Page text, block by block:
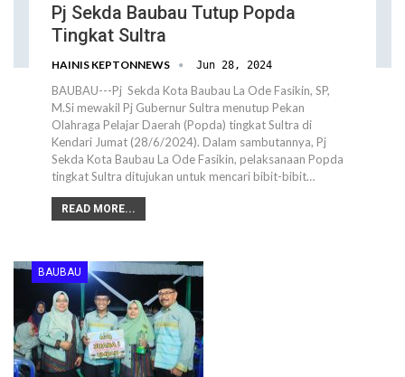
Pj Sekda Baubau Tutup Popda
Tingkat Sultra
HAINIS KEPTONNEWS Jun 28, 2024
BAUBAU---Pj Sekda Kota Baubau La Ode Fasikin, SP,
M.Si mewakil Pj Gubernur Sultra menutup Pekan
Olahraga Pelajar Daerah (Popda) tingkat Sultra di
Kendari Jumat (28/6/2024). Dalam sambutannya, Pj
Sekda Kota Baubau La Ode Fasikin, pelaksanaan Popda
tingkat Sultra ditujukan untuk mencari bibit-bibit…
READ MORE...
BAUBAU